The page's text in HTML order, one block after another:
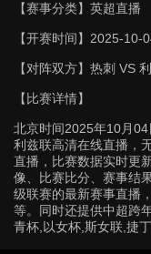
【赛事分类】 英超直播
【开赛时间】 2025-10-
【对阵双方】 热刺 VS
【比赛详情】
北京时间2025年10月
利兹联高清在线直播，
直播，比赛数据实时更
像、比赛比分、赛事结
级联赛的最新赛事直播
等。同时还提供中超跨
青杯,以女杯,斯女联,捷